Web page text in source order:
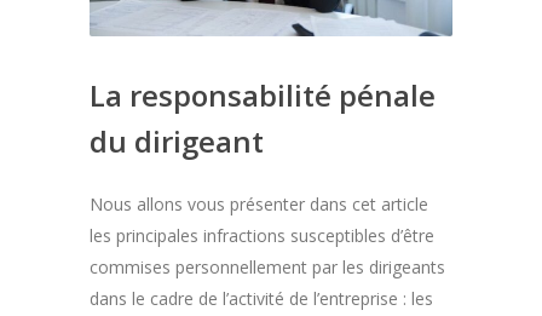
La responsabilité pénale
du dirigeant
Nous allons vous présenter dans cet article
les principales infractions susceptibles d’être
commises personnellement par les dirigeants
dans le cadre de l’activité de l’entreprise : les